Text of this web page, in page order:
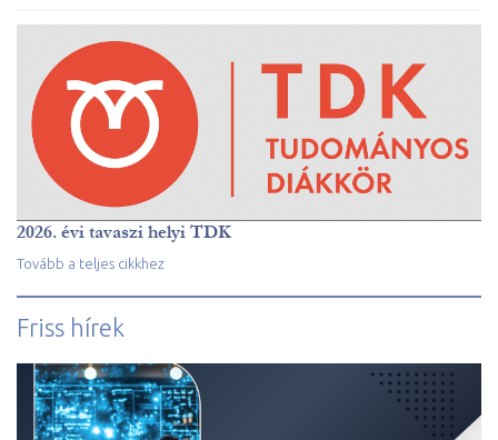
2026. évi tavaszi helyi TDK
Tovább a teljes cikkhez
Friss hírek